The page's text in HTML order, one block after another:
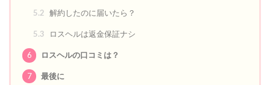
5.2 解約したのに届いたら？
5.3 ロスヘルは返金保証ナシ
6 ロスヘルの口コミは？
7 最後に